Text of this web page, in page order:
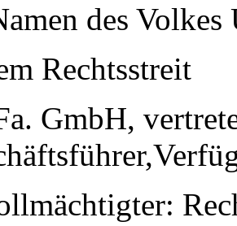
des Volkes
Rechtsstreit
GmbH,